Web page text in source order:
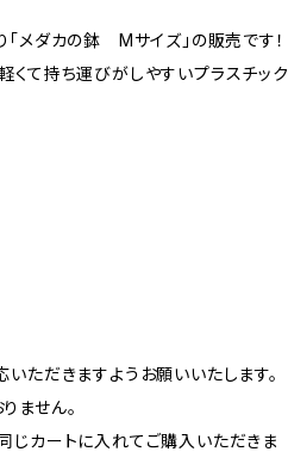
「メダカの鉢 Mサイズ」の販売です！
くて持ち運びがしやすいプラスチック
いただきますようお願いいたします。
ません。
じカートに入れてご購入いただきま